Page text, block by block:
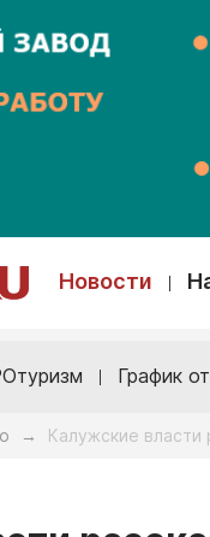
Новости
График
→ Калужские